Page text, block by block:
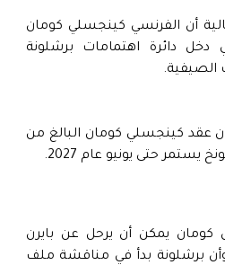
أن الفرنسي كينجسلي كومان
دخل دائرة اهتمامات برشلونة
الصيفية.
أن عقد كينجسلي كومان البالغ من
كومان يمكن أن يرحل عن بايرن
برشلونة بدأ في مناقشة ملف